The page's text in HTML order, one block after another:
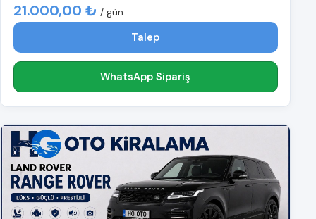
21.000,00 ₺ / gün
Talep
WhatsApp Sipariş